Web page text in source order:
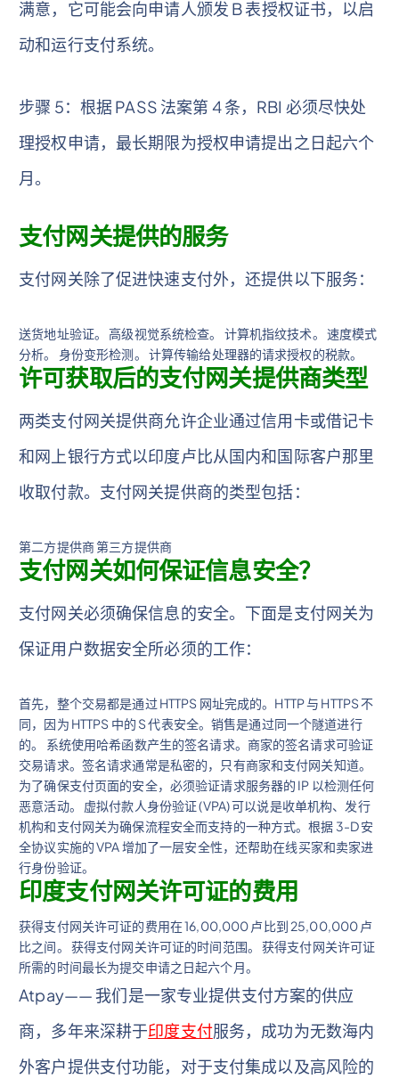
满意，它可能会向申请人颁发 B 表授权证书，以启
动和运行支付系统。
步骤 5：根据 PASS 法案第 4 条，RBI 必须尽快处
理授权申请，最长期限为授权申请提出之日起六个
月。
支付网关提供的服务
支付网关除了促进快速支付外，还提供以下服务：
送货地址验证。 高级视觉系统检查。 计算机指纹技术。 速度模式
分析。 身份变形检测。 计算传输给处理器的请求授权的税款。
许可获取后的支付网关提供商类型
两类支付网关提供商允许企业通过信用卡或借记卡
和网上银行方式以印度卢比从国内和国际客户那里
收取付款。支付网关提供商的类型包括：
第二方提供商 第三方提供商
支付网关如何保证信息安全？
支付网关必须确保信息的安全。下面是支付网关为
保证用户数据安全所必须的工作：
首先，整个交易都是通过 HTTPS 网址完成的。HTTP 与 HTTPS 不
同，因为 HTTPS 中的 S 代表安全。销售是通过同一个隧道进行
的。 系统使用哈希函数产生的签名请求。商家的签名请求可验证
交易请求。签名请求通常是私密的，只有商家和支付网关知道。
为了确保支付页面的安全，必须验证请求服务器的 IP 以检测任何
恶意活动。 虚拟付款人身份验证 (VPA) 可以说是收单机构、发行
机构和支付网关为确保流程安全而支持的一种方式。根据 3-D 安
全协议实施的 VPA 增加了一层安全性，还帮助在线买家和卖家进
行身份验证。
印度支付网关许可证的费用
获得支付网关许可证的费用在 16,00,000 卢比到 25,00,000 卢
比之间。 获得支付网关许可证的时间范围。 获得支付网关许可证
所需的时间最长为提交申请之日起六个月。
Atpay—— 我们是一家专业提供支付方案的供应
商，多年来深耕于印度支付服务，成功为无数海内
外客户提供支付功能，对于支付集成以及高风险的